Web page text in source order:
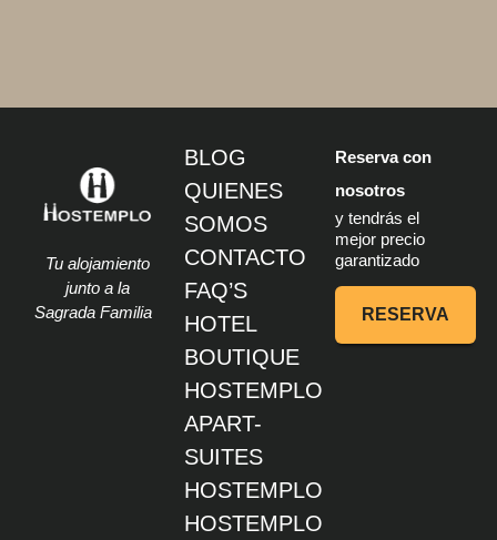
Tu alojamiento
junto a la
Sagrada Familia
BLOG
QUIENES
SOMOS
CONTACTO
FAQ’S
HOTEL
BOUTIQUE
HOSTEMPLO
APART-
SUITES
HOSTEMPLO
HOSTEMPLO
Reserva con
nosotros
y tendrás el
mejor precio
garantizado
RESERVA